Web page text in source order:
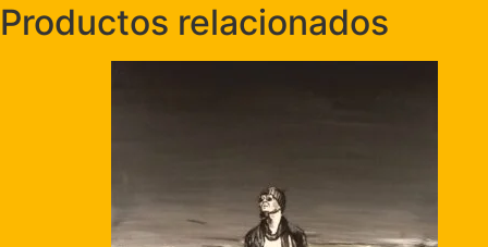
Productos relacionados